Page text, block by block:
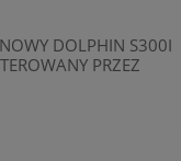
DOLPHIN S300I
PRZEZ